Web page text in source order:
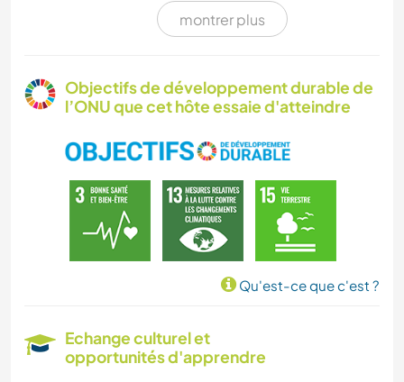
JARDINAGE
MONTAGNE
NATURE
ACTIVITÉS EN PLEIN AIR
montrer plus
Objectifs de développement durable de
l’ONU que cet hôte essaie d'atteindre
Qu'est-ce que c'est ?
Echange culturel et
opportunités d'apprendre